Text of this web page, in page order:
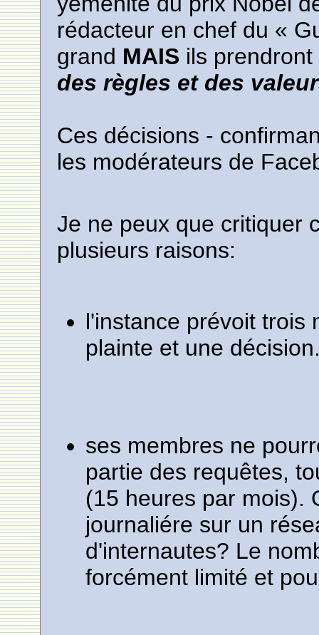
rédacteur en chef du «
grand MAIS ils
des règles et des
Ces décisions -
les modérateurs de
Je ne peux que critiquer
plusieurs raisons:
l'instance prévoit trois
plainte et une
ses membres ne
partie des requêtes,
(15 heures par mois).
journaliére sur un
d'internautes? Le
forcément limité et